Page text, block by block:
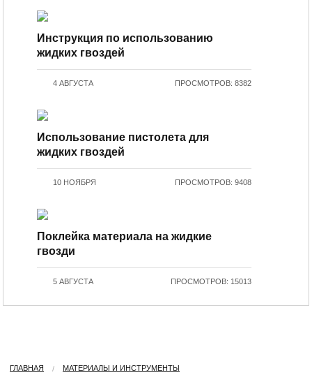
Инструкция по использованию
жидких гвоздей
4 АВГУСТА ПРОСМОТРОВ: 8382
Использование пистолета для
жидких гвоздей
10 НОЯБРЯ ПРОСМОТРОВ: 9408
Поклейка материала на жидкие
гвозди
5 АВГУСТА ПРОСМОТРОВ: 15013
ГЛАВНАЯ МАТЕРИАЛЫ И ИНСТРУМЕНТЫ